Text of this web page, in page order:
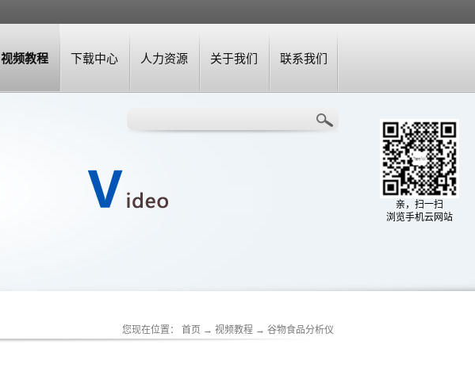
视频教程 下载中心 人力资源 关于我们 联系我们
您现在位置： 首页 → 视频教程 → 谷物食品分析仪
亲，扫一扫
浏览手机云网站